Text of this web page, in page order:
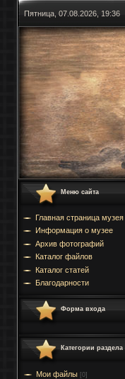
Пятница, 07.08.2026, 19:36
Меню сайта
Главная страница музея
Информация о музее
Архив фотографий
Каталог файлов
Каталог статей
Благодарности
Форма входа
Категории раздела
Мои файлы [0]